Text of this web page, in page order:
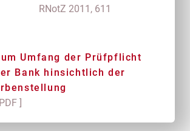
RNotZ 2011, 611
Umfang der Prüfpflicht
Bank hinsichtlich der
]